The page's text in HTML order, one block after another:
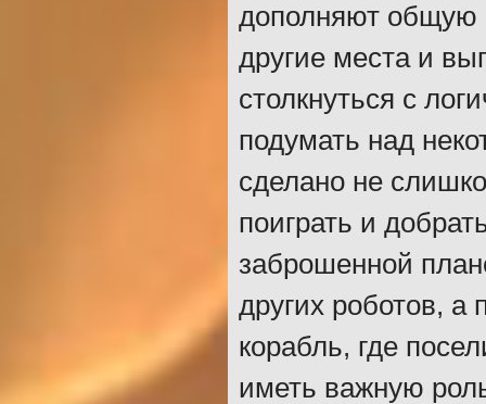
дополняют общую
другие места и
столкнуться с
подумать над
сделано не
поиграть и
заброшенной
других роботов, а
корабль, где
иметь важную